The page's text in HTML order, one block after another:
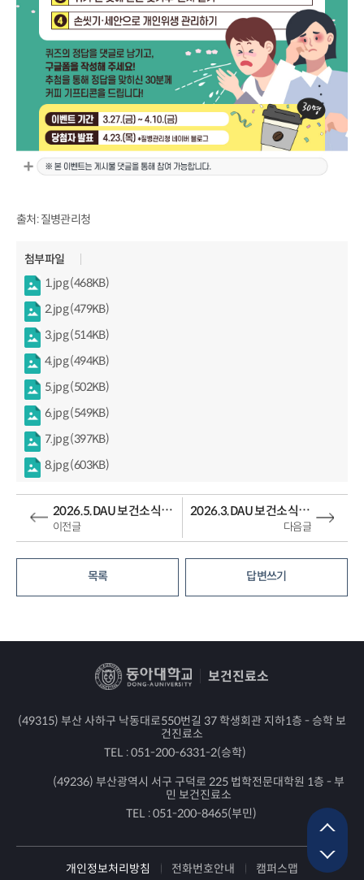
출처: 질병관리청
첨부파일
1.jpg (468KB)
2.jpg (479KB)
3.jpg (514KB)
4.jpg (494KB)
5.jpg (502KB)
6.jpg (549KB)
7.jpg (397KB)
8.jpg (603KB)
이전글
2026.5.DAU 보건소식지(5월호) : 나도 모르는 사이에... 흡연 중?
다음글
2026.3.DAU 보건소식지(3월호) : 봄철-새학기-유행성-감염병
목록 답변쓰기
보건진료소
(49315) 부산 사하구 낙동대로550번길 37 학생회관 지하1층 - 승학 보
건진료소
TEL :051-200-6331-2(승학)
(49236) 부산광역시 서구 구덕로 225 법학전문대학원 1층 - 부
민 보건진료소
TEL :051-200-8465(부민)
개인정보처리방침 전화번호안내 캠퍼스맵